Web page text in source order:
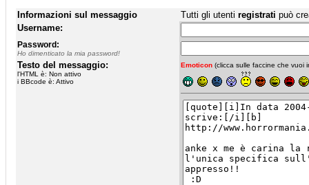
Informazioni sul messaggio Tutti gli utenti registrati può
Username:
Password:
Ho dimenticato la mia password!
Testo del messaggio:
l'HTML è: Non attivo
i BBcode è: Attivo
Emoticon (clicca sulle faccine che vuoi